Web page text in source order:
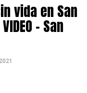
vida en San
– San